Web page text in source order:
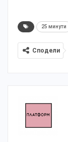
25 минути
Сподели